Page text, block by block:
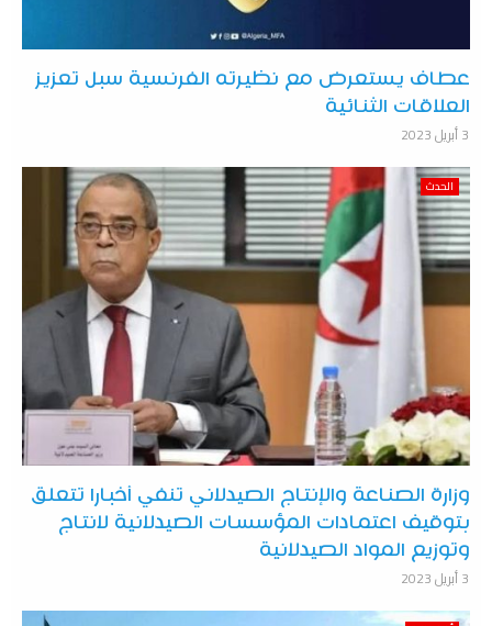
عطاف يستعرض مع نظيرته الفرنسية سبل تعزيز
العلاقات الثنائية
3 أبريل 2023
الحدث
وزارة الصناعة والإنتاج الصيدلاني تنفي أخبارا تتعلق
بتوقيف اعتمادات المؤسسات الصيدلانية لانتاج
وتوزيع المواد الصيدلانية
3 أبريل 2023